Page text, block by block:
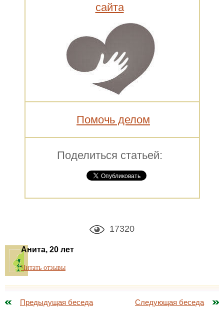
сайта
Помочь делом
Поделиться статьей:
17320
Анита, 20 лет
Читать отзывы
Предыдущая беседа Следующая беседа